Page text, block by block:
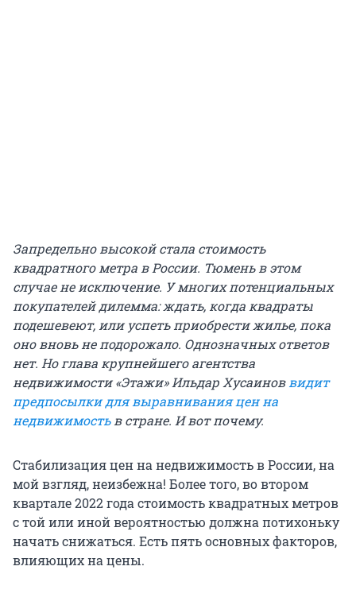
Запредельно высокой стала стоимость
квадратного метра в России. Тюмень в этом
случае не исключение. У многих потенциальных
покупателей дилемма: ждать, когда квадраты
подешевеют, или успеть приобрести жилье, пока
оно вновь не подорожало. Однозначных ответов
нет. Но глава крупнейшего агентства
недвижимости «Этажи» Ильдар Хусаинов видит
предпосылки для выравнивания цен на
недвижимостьв стране. И вот почему.
Стабилизация цен на недвижимость в России, на
мой взгляд, неизбежна! Более того, во втором
квартале 2022 года стоимость квадратных метров
с той или иной вероятностью должна потихоньку
начать снижаться. Есть пять основных факторов,
влияющих на цены.